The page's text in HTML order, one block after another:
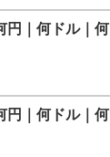
円｜何ドル｜何
円｜何ドル｜何